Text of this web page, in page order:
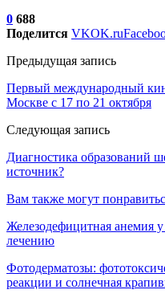
0 688
Поделится VKOK.ru
Предыдущая запись
Первый международный
Москве с 17 по 21 октября
Следующая запись
Диагностика образований
источник?
Вам также могут
Железодефицитная анемия
лечению
Фотодерматозы:
реакции и солнечная